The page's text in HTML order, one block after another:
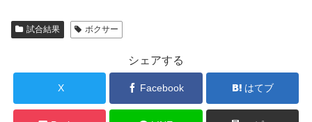
試合結果 ボクサー
シェアする
X Facebook はてブ